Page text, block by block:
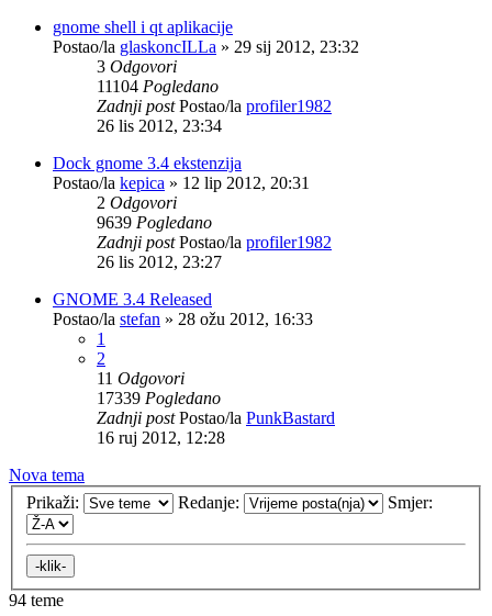
gnome shell i qt aplikacije
Postao/la glaskoncILLa » 29 sij 2012, 23:32
3 Odgovori
11104 Pogledano
Zadnji postPostao/la profiler1982
26 lis 2012, 23:34
Dock gnome 3.4 ekstenzija
Postao/la kepica » 12 lip 2012, 20:31
2 Odgovori
9639 Pogledano
Zadnji postPostao/la profiler1982
26 lis 2012, 23:27
GNOME 3.4 Released
Postao/la stefan » 28 ožu 2012, 16:33
1
2
11 Odgovori
17339 Pogledano
Zadnji postPostao/la PunkBastard
16 ruj 2012, 12:28
Nova tema
Prikaži:
Redanje: Smjer:
94 teme